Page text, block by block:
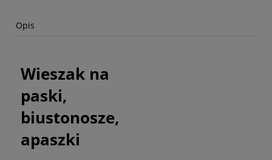
Opis
Wieszak na
paski,
biustonosze,
apaszki